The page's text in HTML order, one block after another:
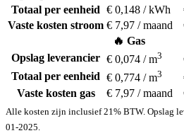
Totaal per eenheid € 0,148 / kWh
Vaste kosten stroom € 7,97 / maand
🔥 Gas
Opslag leverancier € 0,074 / m3
Totaal per eenheid € 0,774 / m3
Vaste kosten gas € 7,97 / maand
Alle kosten zijn inclusief 21% BTW. Opslag
01-2025.